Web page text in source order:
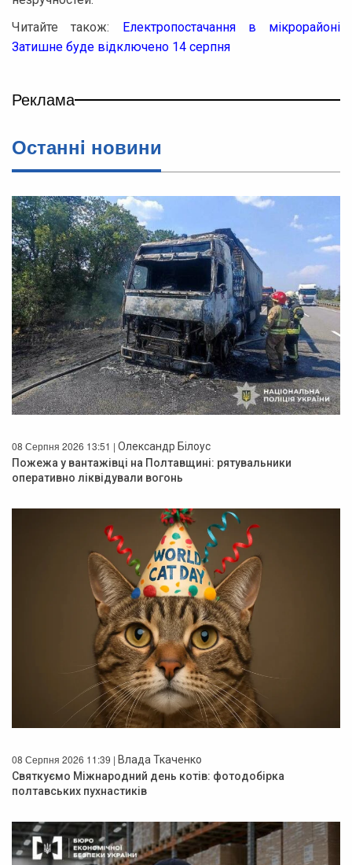
Читайте також: Електропостачання в мікрорайоні
Затишне буде відключено 14 серпня
Реклама
Останнi новини
08 Серпня 2026 13:51 | Олександр Білоус
Пожежа у вантажівці на Полтавщині: рятувальники
оперативно ліквідували вогонь
08 Серпня 2026 11:39 | Влада Ткаченко
Святкуємо Міжнародний день котів: фотодобірка
полтавських пухнастиків